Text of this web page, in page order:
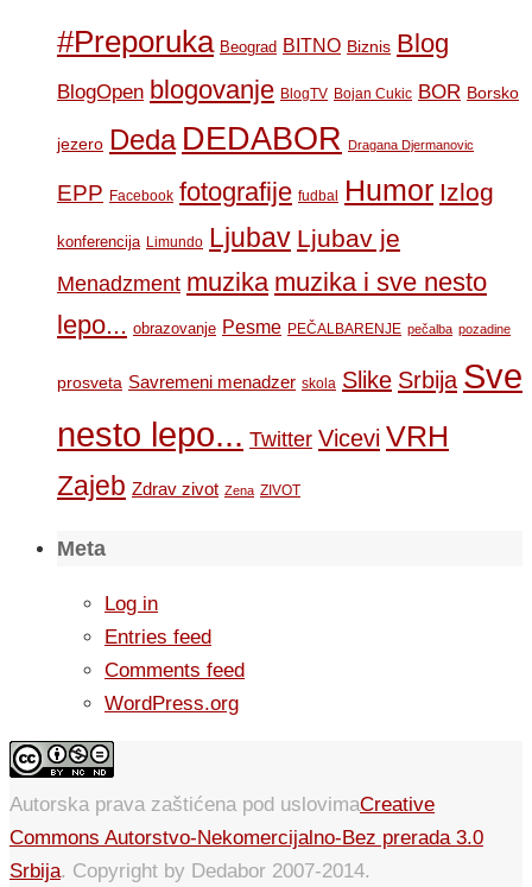
#Preporuka Beograd BITNO Biznis Blog
BlogOpen blogovanje BlogTV Bojan Cukic BOR Borsko
jezero Deda DEDABOR Dragana Djermanovic
EPP Facebook fotografije fudbal Humor Izlog
konferencija Limundo Ljubav Ljubav je
Menadzment muzika muzika i sve nesto
lepo... obrazovanje Pesme PEČALBARENJE pečalba pozadine
prosveta Savremeni menadzer skola Slike Srbija Sve
nesto lepo... Twitter Vicevi VRH
Zajeb Zdrav zivot Zena ZIVOT
Meta
Log in
Entries feed
Comments feed
WordPress.org
Autorska prava zaštićena pod uslovimaCreative
Commons Autorstvo-Nekomercijalno-Bez prerada 3.0
Srbija. Copyright by Dedabor 2007-2014.